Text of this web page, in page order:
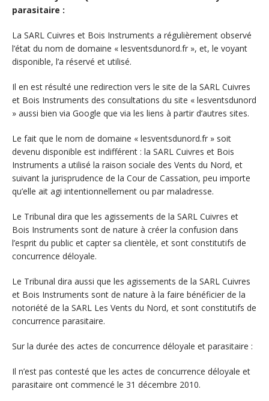
parasitaire :
La SARL Cuivres et Bois Instruments a régulièrement observé
l’état du nom de domaine « lesventsdunord.fr », et, le voyant
disponible, l’a réservé et utilisé.
Il en est résulté une redirection vers le site de la SARL Cuivres
et Bois Instruments des consultations du site « lesventsdunord
» aussi bien via Google que via les liens à partir d’autres sites.
Le fait que le nom de domaine « lesventsdunord.fr » soit
devenu disponible est indifférent : la SARL Cuivres et Bois
Instruments a utilisé la raison sociale des Vents du Nord, et
suivant la jurisprudence de la Cour de Cassation, peu importe
qu’elle ait agi intentionnellement ou par maladresse.
Le Tribunal dira que les agissements de la SARL Cuivres et
Bois Instruments sont de nature à créer la confusion dans
l’esprit du public et capter sa clientèle, et sont constitutifs de
concurrence déloyale.
Le Tribunal dira aussi que les agissements de la SARL Cuivres
et Bois Instruments sont de nature à la faire bénéficier de la
notoriété de la SARL Les Vents du Nord, et sont constitutifs de
concurrence parasitaire.
Sur la durée des actes de concurrence déloyale et parasitaire :
Il n’est pas contesté que les actes de concurrence déloyale et
parasitaire ont commencé le 31 décembre 2010.